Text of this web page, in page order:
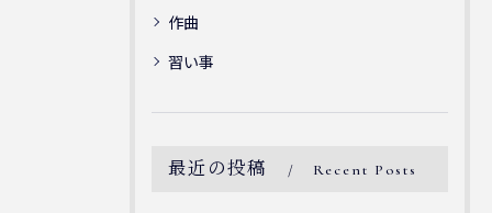
作曲
習い事
最近の投稿 Recent Posts